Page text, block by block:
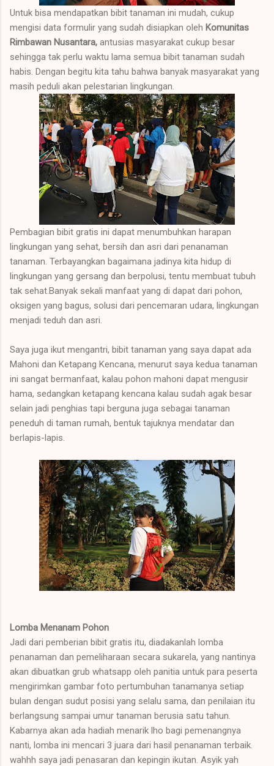
Untuk bisa mendapatkan bibit tanaman ini mudah, cukup
mengisi data formulir yang sudah disiapkan oleh Komunitas
Rimbawan Nusantara, antusias masyarakat cukup besar
sehingga tak perlu waktu lama semua bibit tanaman sudah
habis. Dengan begitu kita tahu bahwa banyak masyarakat yang
masih peduli akan pelestarian lingkungan.
Pembagian bibit gratis ini dapat menumbuhkan harapan
lingkungan yang sehat, bersih dan asri dari penanaman
tanaman. Terbayangkan bagaimana jadinya kita hidup di
lingkungan yang gersang dan berpolusi, tentu membuat tubuh
tak sehat.Banyak sekali manfaat yang di dapat dari pohon,
oksigen yang bagus, solusi dari pencemaran udara, lingkungan
menjadi teduh dan asri.
Saya juga ikut mengantri, bibit tanaman yang saya dapat ada
Mahoni dan Ketapang Kencana, menurut saya kedua tanaman
ini sangat bermanfaat, kalau pohon mahoni dapat mengusir
hama, sedangkan ketapang kencana kalau sudah agak besar
selain jadi penghias tapi berguna juga sebagai tanaman
peneduh di taman rumah, bentuk tajuknya mendatar dan
berlapis-lapis.
Lomba Menanam Pohon
Jadi dari pemberian bibit gratis itu, diadakanlah lomba
penanaman dan pemeliharaan secara sukarela, yang nantinya
akan dibuatkan grub whatsapp oleh panitia untuk para peserta
mengirimkan gambar foto pertumbuhan tanamanya setiap
bulan dengan sudut posisi yang selalu sama, dan penilaian itu
berlangsung sampai umur tanaman berusia satu tahun.
Kabarnya akan ada hadiah menarik lho bagi pemenangnya
nanti, lomba ini mencari 3 juara dari hasil penanaman terbaik.
wahhh saya jadi penasaran dan kepingin ikutan. Asyik yah